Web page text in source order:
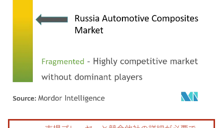
画像 © Mordor Intelligence。再利用にはCC BY 4.0の表示が必要です。